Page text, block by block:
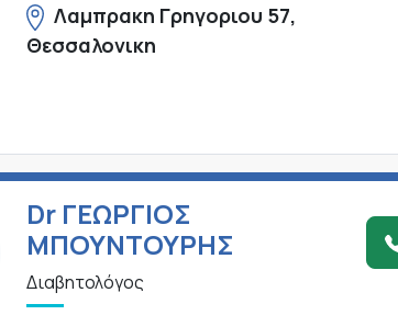
Λαμπρακη Γρηγοριου 57,
Θεσσαλονικη
Dr ΓΕΩΡΓΙΟΣ
ΜΠΟΥΝΤΟΥΡΗΣ
Διαβητολόγος